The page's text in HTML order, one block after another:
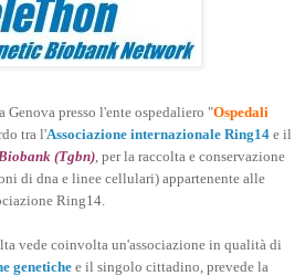
presso l'ente ospedaliero "Ospedali
tra l'Associazione internazionale Ring14 e il
(Tgbn) , per la raccolta e conservazione
di dna e linee cellulari) appartenente alle
Ring14.
vede coinvolta un'associazione in qualità di
genetichee il singolo cittadino, prevede la